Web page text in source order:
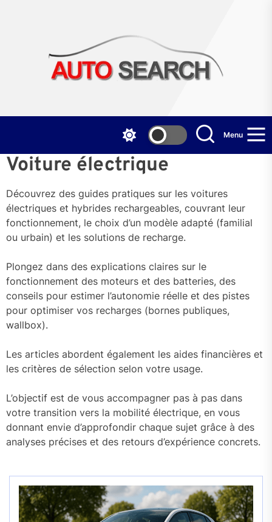
Menu
Voiture électrique
Découvrez des guides pratiques sur les voitures
électriques et hybrides rechargeables, couvrant leur
fonctionnement, le choix d’un modèle adapté (familial
ou urbain) et les solutions de recharge.
Plongez dans des explications claires sur le
fonctionnement des moteurs et des batteries, des
conseils pour estimer l’autonomie réelle et des pistes
pour optimiser vos recharges (bornes publiques,
wallbox).
Les articles abordent également les aides financières et
les critères de sélection selon votre usage.
L’objectif est de vous accompagner pas à pas dans
votre transition vers la mobilité électrique, en vous
donnant envie d’approfondir chaque sujet grâce à des
analyses précises et des retours d’expérience concrets.